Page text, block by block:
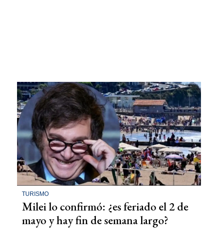
TURISMO
Milei lo confirmó: ¿es feriado el 2 de
mayo y hay fin de semana largo?